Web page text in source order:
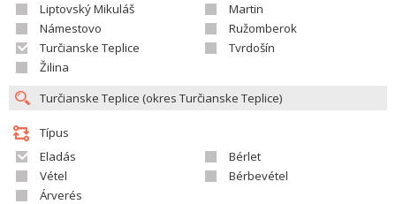
Liptovský Mikuláš
Martin
Námestovo
Ružomberok
Turčianske Teplice
Tvrdošín
Žilina
Típus
Eladás
Bérlet
Vétel
Bérbevétel
Árverés